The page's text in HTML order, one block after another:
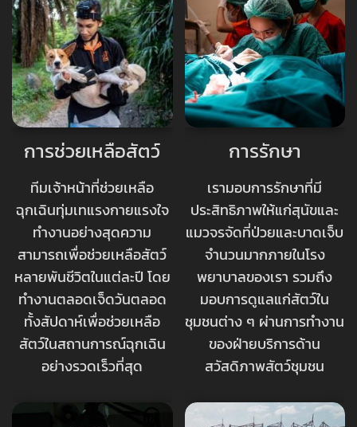
จาค
ไทย
การช่วยเหลือสัตว์
ทีมเจ้าหน้าที่ช่วยเหลือ
ฉุกเฉินทุ่มเทแรงกายแรงใจ
ทำงานอย่างสุดความ
สามารถเพื่อช่วยเหลือสัตว์
หลายพันชีวิตในแต่ละปี โดย
ทำงานตลอดเจ็ดวันตลอด
ทั้งสัปดาห์เพื่อช่วยเหลือ
สัตว์ในสถานการณ์ฉุกเฉิน
อย่างรวดเร็วที่สุด
การรักษา
เรามอบการรักษาที่มี
ประสิทธิภาพให้แก่สุนัขและ
แมวจรจัดที่ป่วยและบาดเจ็บ
จำนวนมากภายในโรง
พยาบาลของเรา รวมถึง
มอบการดูแลแก่สัตว์ใน
ชุมชนต่าง ๆ ผ่านการทำงาน
ของฝ่ายบริการด้าน
สวัสดิภาพสัตว์ชุมชน